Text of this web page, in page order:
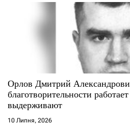
Орлов Дмитрий
благотворительности
выдерживают
10 Липня, 2026